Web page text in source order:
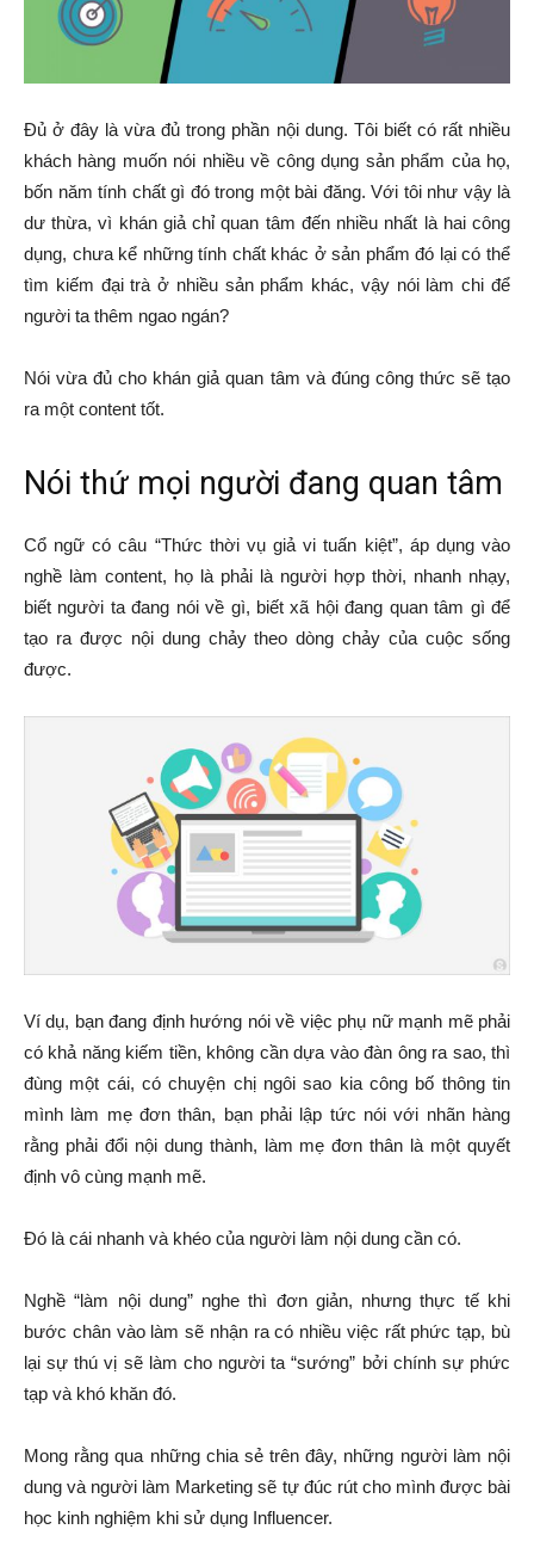
Đủ ở đây là vừa đủ trong phần nội dung. Tôi biết có rất nhiều
khách hàng muốn nói nhiều về công dụng sản phẩm của họ,
bốn năm tính chất gì đó trong một bài đăng. Với tôi như vậy là
dư thừa, vì khán giả chỉ quan tâm đến nhiều nhất là hai công
dụng, chưa kể những tính chất khác ở sản phẩm đó lại có thể
tìm kiếm đại trà ở nhiều sản phẩm khác, vậy nói làm chi để
người ta thêm ngao ngán?
Nói vừa đủ cho khán giả quan tâm và đúng công thức sẽ tạo
ra một content tốt.
Nói thứ mọi người đang quan tâm
Cổ ngữ có câu “Thức thời vụ giả vi tuấn kiệt”, áp dụng vào
nghề làm content, họ là phải là người hợp thời, nhanh nhạy,
biết người ta đang nói về gì, biết xã hội đang quan tâm gì để
tạo ra được nội dung chảy theo dòng chảy của cuộc sống
được.
Ví dụ, bạn đang định hướng nói về việc phụ nữ mạnh mẽ phải
có khả năng kiếm tiền, không cần dựa vào đàn ông ra sao, thì
đùng một cái, có chuyện chị ngôi sao kia công bố thông tin
mình làm mẹ đơn thân, bạn phải lập tức nói với nhãn hàng
rằng phải đổi nội dung thành, làm mẹ đơn thân là một quyết
định vô cùng mạnh mẽ.
Đó là cái nhanh và khéo của người làm nội dung cần có.
Nghề “làm nội dung” nghe thì đơn giản, nhưng thực tế khi
bước chân vào làm sẽ nhận ra có nhiều việc rất phức tạp, bù
lại sự thú vị sẽ làm cho người ta “sướng” bởi chính sự phức
tạp và khó khăn đó.
Mong rằng qua những chia sẻ trên đây, những người làm nội
dung và người làm Marketing sẽ tự đúc rút cho mình được bài
học kinh nghiệm khi sử dụng Influencer.